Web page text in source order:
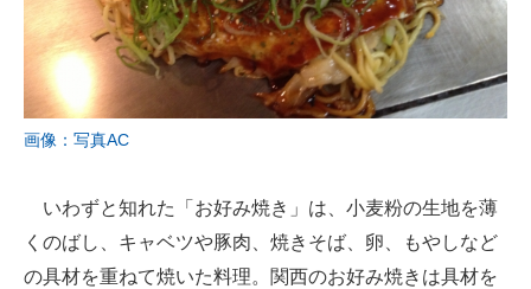
画像：写真AC
いわずと知れた「お好み焼き」は、小麦粉の生地を薄
くのばし、キャベツや豚肉、焼きそば、卵、もやしなど
の具材を重ねて焼いた料理。関西のお好み焼きは具材を